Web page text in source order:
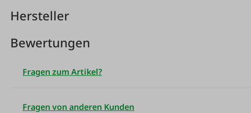
Hersteller
Bewertungen
Fragen zum Artikel?
Fragen von anderen Kunden